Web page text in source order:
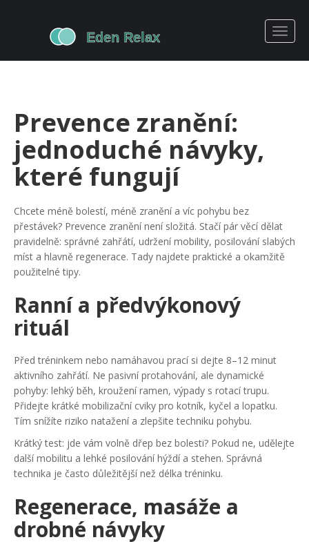
Prevence zranění:
jednoduché návyky,
které fungují
Chcete méně bolestí, méně zranění a víc pohybu bez
přestávek? Prevence zranění není složitá. Stačí pár věcí dělat
pravidelně: správné zahřátí, udržení mobility, posilování slabých
míst a hlavně regenerace. Tady najdete praktické a okamžitě
použitelné tipy.
Ranní a předvýkonový
rituál
Před tréninkem nebo namáhavou prací si dejte 8–12 minut
aktivního zahřátí. Ne pasivní protahování, ale dynamické
pohyby: lehký běh, kroužení ramen, výpady s rotací trupu.
Přidejte krátké mobilizační cviky pro kotník, kyčel a lopatku.
Tím snížíte riziko natažení a zlepšite techniku pohybu.
Krátký test: jde vám volně dřep bez bolesti? Pokud ne, udělejte
další mobilitu a lehké posilování hýždí a stehen. Správná
technika je často důležitější než délka tréninku.
Regenerace, masáže a
drobné návyky